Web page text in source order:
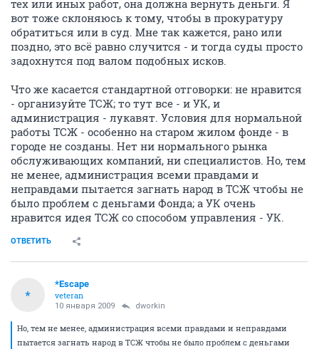
тех или иных работ, она должна вернуть деньги. Я
вот тоже склоняюсь к тому, чтобы в прокуратуру
обратиться или в суд. Мне так кажется, рано или
поздно, это всё равно случится - и тогда суды просто
задохнутся под валом подобных исков.
Что же касается стандартной отговорки: не нравится
- организуйте ТСЖ; то тут все - и УК, и
администрация - лукавят. Условия для нормальной
работы ТСЖ - особенно на старом жилом фонде - в
городе не созданы. Нет ни нормального рынка
обслуживающих компаний, ни специалистов. Но, тем
не менее, администрация всеми правдами и
неправдами пытается загнать народ в ТСЖ чтобы не
было проблем с деньгами Фонда; а УК очень
нравится идея ТСЖ со способом управления - УК.
ОТВЕТИТЬ
*
*Escape
veteran
10 января 2009 dworkin
Но, тем не менее, администрация всеми правдами и неправдами
пытается загнать народ в ТСЖ чтобы не было проблем с деньгами